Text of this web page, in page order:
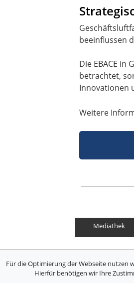
beeinflussen
Die EBACE
betrachtet,
Innovationen
Weitere
Mediathek
Für die Optimierung der Webseite nutzen
Hierfür benötigen wir Ihre